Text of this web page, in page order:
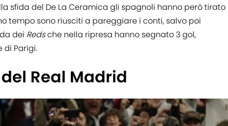
sfida del De La Ceramica gli spagnoli hanno però tirato
tempo sono riusciti a pareggiare i conti, salvo poi
dei Redsche nella ripresa hanno segnato 3 gol,
di Parigi.
Real Madrid